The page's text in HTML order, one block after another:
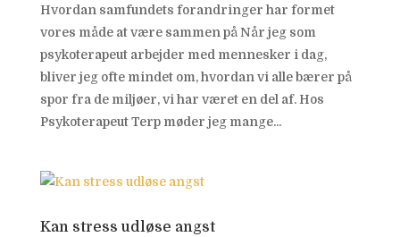
Hvordan samfundets forandringer har formet
vores måde at være sammen på Når jeg som
psykoterapeut arbejder med mennesker i dag,
bliver jeg ofte mindet om, hvordan vi alle bærer på
spor fra de miljøer, vi har været en del af. Hos
Psykoterapeut Terp møder jeg mange...
Kan stress udløse angst